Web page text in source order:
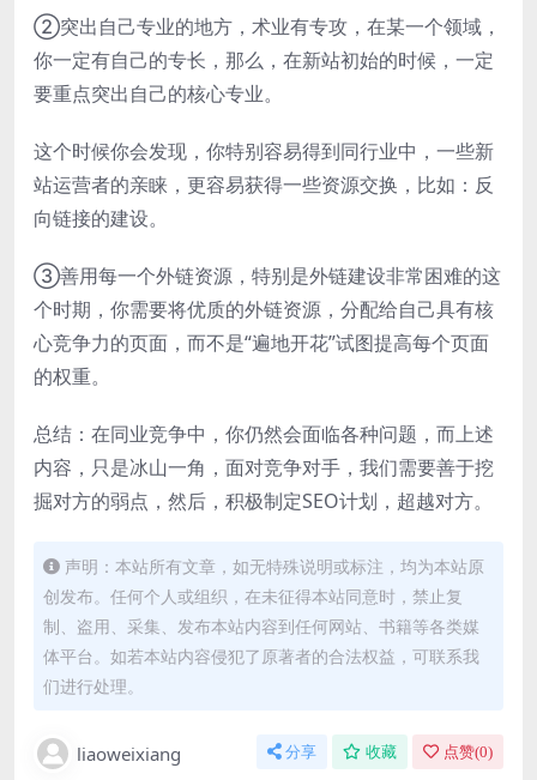
②突出自己专业的地方，术业有专攻，在某一个领域，
你一定有自己的专长，那么，在新站初始的时候，一定
要重点突出自己的核心专业。
这个时候你会发现，你特别容易得到同行业中，一些新
站运营者的亲睐，更容易获得一些资源交换，比如：反
向链接的建设。
③善用每一个外链资源，特别是外链建设非常困难的这
个时期，你需要将优质的外链资源，分配给自己具有核
心竞争力的页面，而不是“遍地开花”试图提高每个页面
的权重。
总结：在同业竞争中，你仍然会面临各种问题，而上述
内容，只是冰山一角，面对竞争对手，我们需要善于挖
掘对方的弱点，然后，积极制定SEO计划，超越对方。
声明：本站所有文章，如无特殊说明或标注，均为本站原
创发布。任何个人或组织，在未征得本站同意时，禁止复
制、盗用、采集、发布本站内容到任何网站、书籍等各类媒
体平台。如若本站内容侵犯了原著者的合法权益，可联系我
们进行处理。
liaoweixiang 分享 收藏 点赞(0)